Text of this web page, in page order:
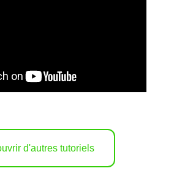
d'autres tutoriels